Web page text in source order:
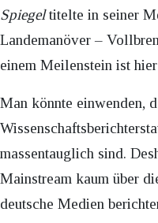
Spiegeltitelte in seiner
Landemanöver –
einem Meilenstein ist
Man könnte einwenden,
massentauglich sind.
Mainstream kaum über
deutsche Medien